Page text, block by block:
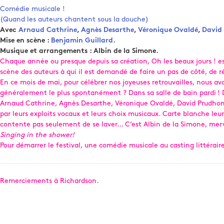
Comédie musicale !
(Quand les auteurs chantent sous la douche)
Avec Arnaud Cathrine, Agnès Desarthe, Véronique Ovaldé, David
Mise en scène : Benjamin Guillard.
Musique et arrangements : Albin de la Simone.
Chaque année ou presque depuis sa création, Oh les beaux jours !
scène des auteurs à qui il est demandé de faire un pas de côté, de
En ce mois de mai, pour célébrer nos joyeuses retrouvailles, nous
généralement le plus spontanément ? Dans sa salle de bain pardi
Arnaud Cathrine, Agnès Desarthe, Véronique Ovaldé, David
par leurs exploits vocaux et leurs choix musicaux. Carte blanche
contente pas seulement de se laver… C’est Albin de la Simone,
Singing in the shower!
Pour démarrer le festival, une comédie musicale au casting
Remerciements à Richardson.